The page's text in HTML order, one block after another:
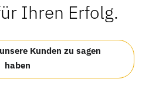
Ihren Erfolg.
Kunden zu sagen
haben